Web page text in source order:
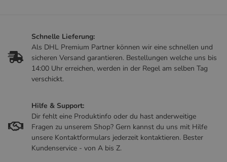
Schnelle Lieferung:
Als DHL Premium Partner können wir eine schnellen und
sicheren Versand garantieren. Bestellungen welche uns bis
14:00 Uhr erreichen, werden in der Regel am selben Tag
verschickt.
Hilfe & Support:
Dir fehlt eine Produktinfo oder du hast anderweitige
Fragen zu unserem Shop? Gern kannst du uns mit Hilfe
unsere Kontaktformulars jederzeit kontaktieren. Bester
Kundenservice - von A bis Z.